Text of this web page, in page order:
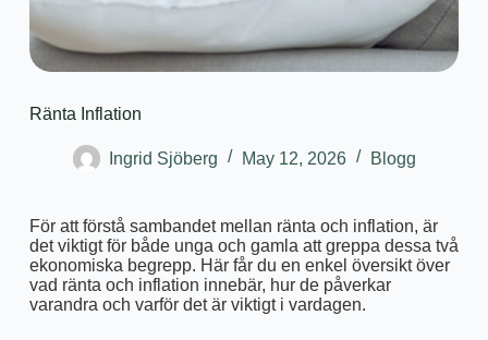
Ränta Inflation
Ingrid Sjöberg May 12, 2026 Blogg
För att förstå sambandet mellan ränta och inflation, är
det viktigt för både unga och gamla att greppa dessa två
ekonomiska begrepp. Här får du en enkel översikt över
vad ränta och inflation innebär, hur de påverkar
varandra och varför det är viktigt i vardagen.